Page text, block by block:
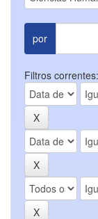
por
Filtros correntes: